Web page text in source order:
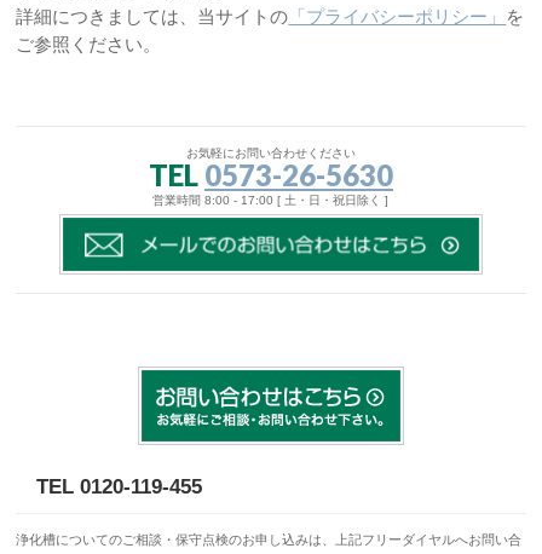
詳細につきましては、当サイトの 「プライバシーポリシー」 を
ご参照ください。
お気軽にお問い合わせください
TEL 0573-26-5630
営業時間 8:00 - 17:00 [ 土・日・祝日除く ]
TEL 0120-119-455
浄化槽についてのご相談・保守点検のお申し込みは、上記フリーダイヤルへお問い合